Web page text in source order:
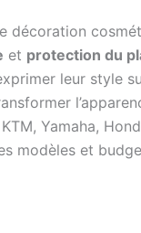
décoration
et protection du
leur style
Yamaha,
modèles et